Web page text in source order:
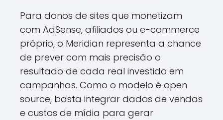
Para donos de sites que monetizam
com AdSense, afiliados ou e-commerce
próprio, o Meridian representa a chance
de prever com mais precisão o
resultado de cada real investido em
campanhas. Como o modelo é open
source, basta integrar dados de vendas
e custos de mídia para gerar